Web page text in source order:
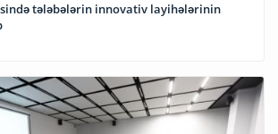
tələbələrin innovativ layihələrinin